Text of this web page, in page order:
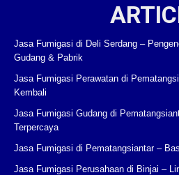
Jasa Fumigasi di Deli Serdang –
Gudang & Pabrik
Jasa Fumigasi Perawatan di
Kembali
Jasa Fumigasi Gudang di
Terpercaya
Jasa Fumigasi di Pematangsiantar –
Jasa Fumigasi Perusahaan di Binjai –